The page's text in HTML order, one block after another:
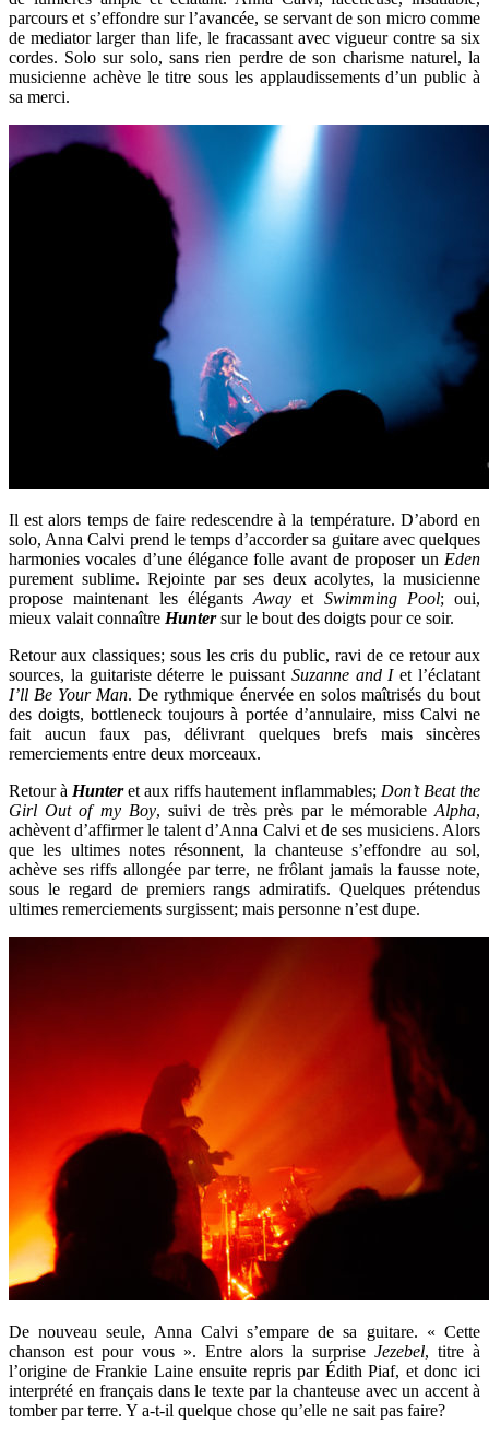
parcours et s’effondre sur l’avancée, se servant de son micro comme
de mediator larger than life, le fracassant avec vigueur contre sa six
cordes. Solo sur solo, sans rien perdre de son charisme naturel, la
musicienne achève le titre sous les applaudissements d’un public à
sa merci.
Il est alors temps de faire redescendre à la température. D’abord en
solo, Anna Calvi prend le temps d’accorder sa guitare avec quelques
harmonies vocales d’une élégance folle avant de proposer un Eden
purement sublime. Rejointe par ses deux acolytes, la musicienne
propose maintenant les élégants Away et Swimming Pool; oui,
mieux valait connaître Hunter sur le bout des doigts pour ce soir.
Retour aux classiques; sous les cris du public, ravi de ce retour aux
sources, la guitariste déterre le puissant Suzanne and Iet l’éclatant
I’ll Be Your Man. De rythmique énervée en solos maîtrisés du bout
des doigts, bottleneck toujours à portée d’annulaire, miss Calvi ne
fait aucun faux pas, délivrant quelques brefs mais sincères
remerciements entre deux morceaux.
Retour à Hunter et aux riffs hautement inflammables; Don’t Beat the
Girl Out of my Boy, suivi de très près par le mémorableAlpha,
achèvent d’affirmer le talent d’Anna Calvi et de ses musiciens. Alors
que les ultimes notes résonnent, la chanteuse s’effondre au sol,
achève ses riffs allongée par terre, ne frôlant jamais la fausse note,
sous le regard de premiers rangs admiratifs. Quelques prétendus
ultimes remerciements surgissent; mais personne n’est dupe.
De nouveau seule, Anna Calvi s’empare de sa guitare. « Cette
chanson est pour vous ». Entre alors la surpriseJezebel, titre à
l’origine de Frankie Laine ensuite repris par Édith Piaf, et donc ici
interprété en français dans le texte par la chanteuse avec un accent à
tomber par terre. Y a-t-il quelque chose qu’elle ne sait pas faire?